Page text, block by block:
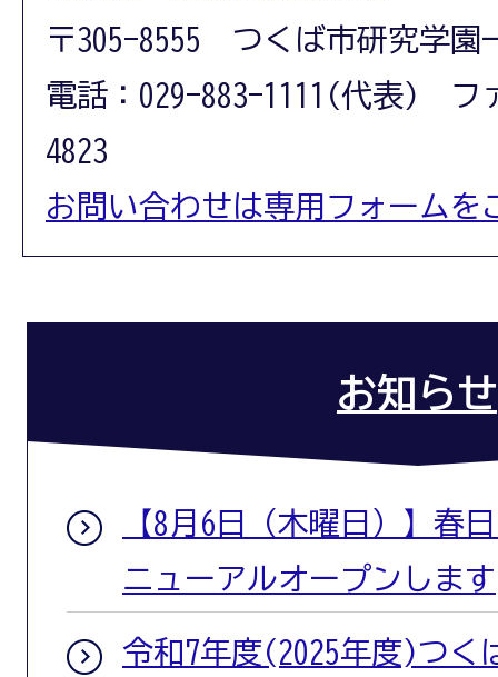
〒305-8555 つくば市研究学園
電話：029-883-1111(代表) フ
4823
お問い合わせは専用フォームを
お知らせ
【8月6日（木曜日）】春
ニューアルオープンします
令和7年度(2025年度)つく